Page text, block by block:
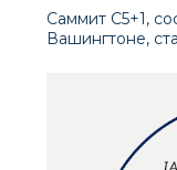
Саммит C5+1,
Вашингтоне,
Приуроченный
платформы и